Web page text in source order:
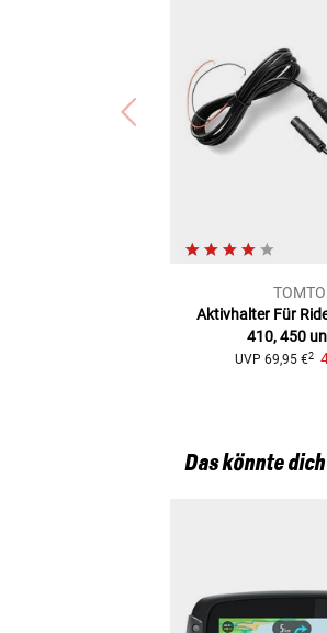
Aktivhalter Für
410, 450
UVP 69,95 €2
Das könnte